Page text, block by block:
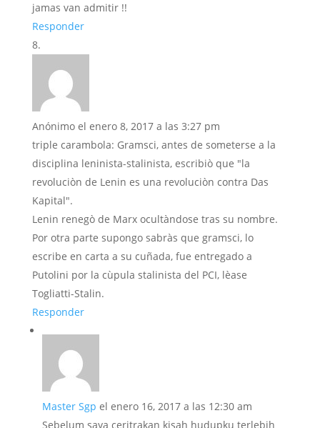
jamas van admitir !!
Responder
Anónimo el enero 8, 2017 a las 3:27 pm
triple carambola: Gramsci, antes de someterse a la
disciplina leninista-stalinista, escribiò que "la
revoluciòn de Lenin es una revoluciòn contra Das
Kapital".
Lenin renegò de Marx ocultàndose tras su nombre.
Por otra parte supongo sabràs que gramsci, lo
escribe en carta a su cuñada, fue entregado a
Putolini por la cùpula stalinista del PCI, lèase
Togliatti-Stalin.
Responder
Master Sgp el enero 16, 2017 a las 12:30 am
Sebelum saya ceritrakan kisah hudupku terlebih